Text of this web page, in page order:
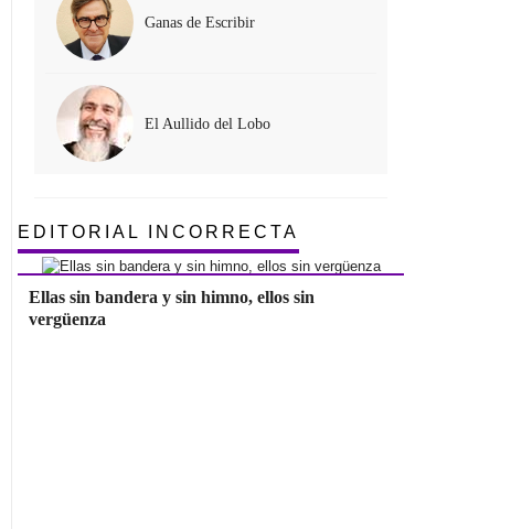
Ganas de Escribir
El Aullido del Lobo
EDITORIAL INCORRECTA
Ellas sin bandera y sin himno, ellos sin
vergüenza